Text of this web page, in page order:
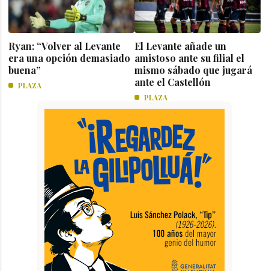
Ryan: “Volver al Levante
era una opción demasiado
buena”
PLAZA
El Levante añade un
amistoso ante su filial el
mismo sábado que jugará
ante el Castellón
PLAZA